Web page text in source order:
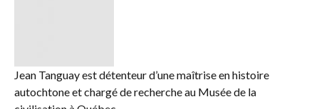
Jean Tanguay est détenteur d’une maîtrise en histoire
autochtone et chargé de recherche au Musée de la